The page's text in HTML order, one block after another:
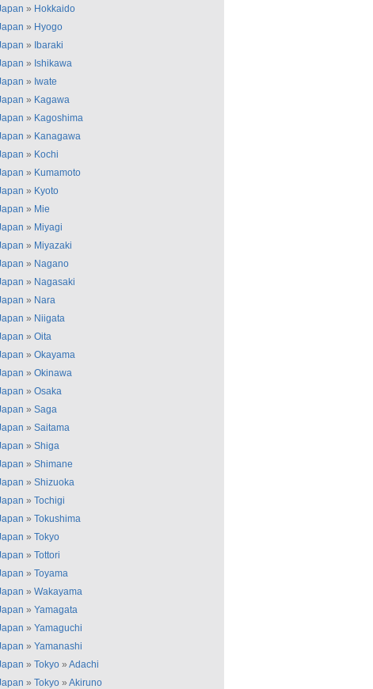
» Hokkaido
» Hyogo
» Ibaraki
» Ishikawa
» Iwate
» Kagawa
» Kagoshima
» Kanagawa
» Kochi
» Kumamoto
» Kyoto
» Mie
» Miyagi
» Miyazaki
» Nagano
» Nagasaki
» Nara
» Niigata
» Oita
» Okayama
» Okinawa
» Osaka
» Saga
» Saitama
» Shiga
» Shimane
» Shizuoka
» Tochigi
» Tokushima
» Tokyo
» Tottori
» Toyama
» Wakayama
» Yamagata
» Yamaguchi
» Yamanashi
» Tokyo » Adachi
» Tokyo » Akiruno